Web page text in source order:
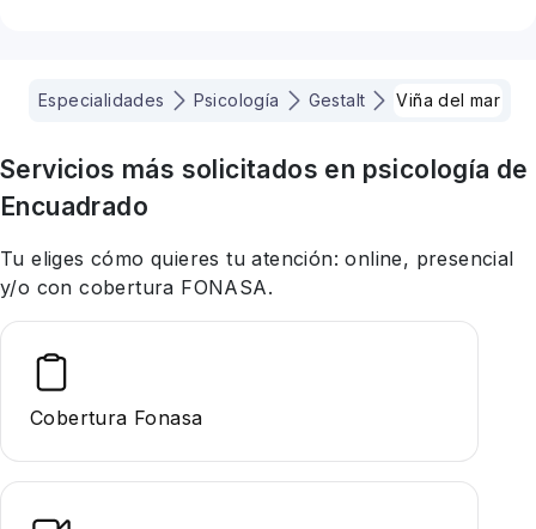
Especialidades Psicología Gestalt Viña del mar
Servicios más solicitados en psicología de
Encuadrado
Tu eliges cómo quieres tu atención: online, presencial
y/o con cobertura FONASA.
Cobertura Fonasa